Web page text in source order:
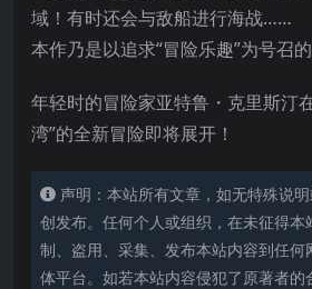
域！有时还会与敌船进行海战……
本作乃是以追求“冒险乐趣”为号召
年轻时的冒险家亚特鲁・克里斯汀
湾”的全新冒险即将展开！
声明：本站所有文章，如无特殊说
创发布。任何个人或组织，在未征得本
制、盗用、采集、发布本站内容到任何
体平台。如若本站内容侵犯了原著者的